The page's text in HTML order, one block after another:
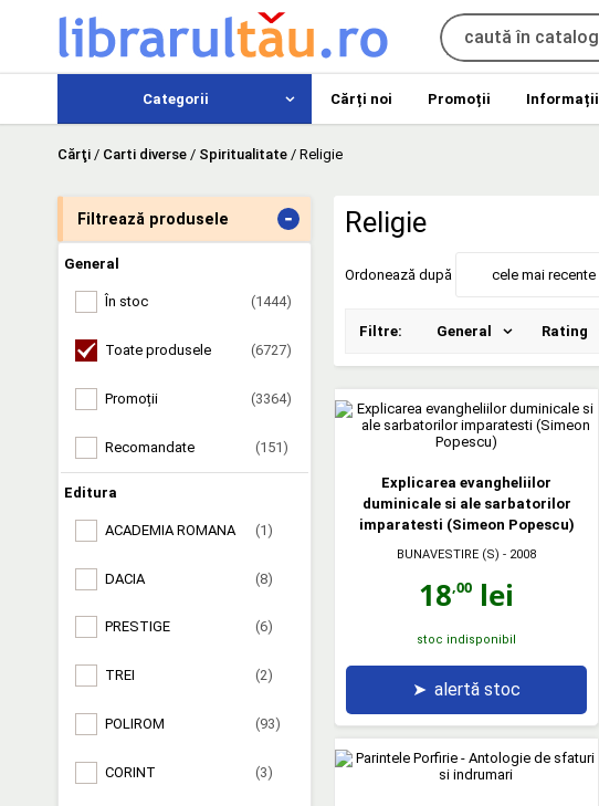
Categorii Cărți noi Promoții Informații
Cărţi / Carti diverse / Spiritualitate / Religie
Filtrează produsele -
General
În stoc (1444)
Toate produsele (6727)
Promoții (3364)
Recomandate (151)
Editura
ACADEMIA ROMANA (1)
DACIA (8)
PRESTIGE (6)
TREI (2)
POLIROM (93)
CORINT (3)
Religie
Ordonează după cele mai recente
Filtre: General Rating
Explicarea evangheliilor
duminicale si ale sarbatorilor
imparatesti (Simeon Popescu)
BUNAVESTIRE (S) - 2008
18,00 lei
stoc indisponibil
➤ alertă stoc